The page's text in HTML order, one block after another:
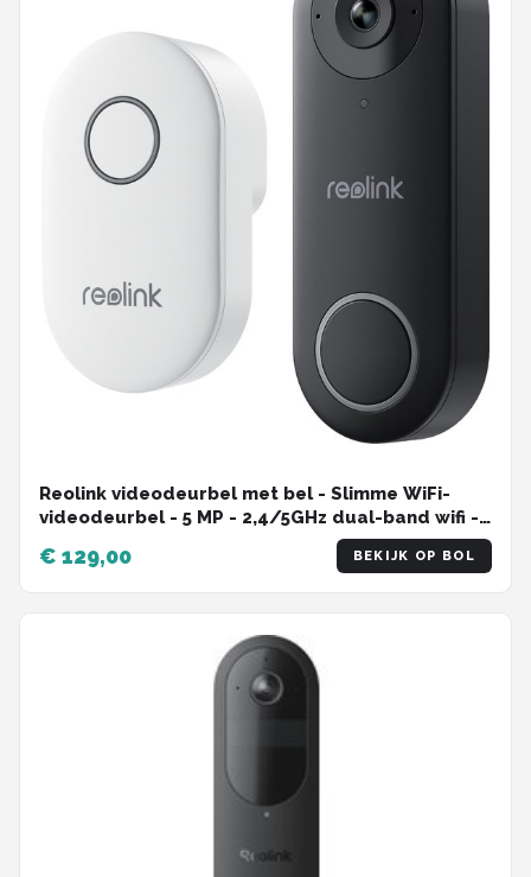
Reolink videodeurbel met bel - Slimme WiFi-
videodeurbel - 5 MP - 2,4/5GHz dual-band wifi -
Persoonsdetectie - tweewegaudio
€ 129,00 BEKIJK OP BOL